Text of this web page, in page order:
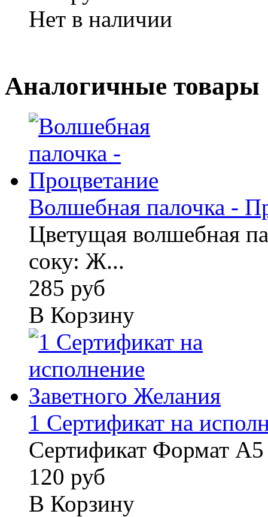
Нет в наличии
Аналогичные товары
Волшебная палочка -
Цветущая волшебная
соку: Ж...
285 руб
В Корзину
1 Сертификат на
Сертификат Формат А5
120 руб
В Корзину